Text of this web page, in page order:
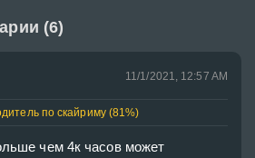
(6)
11/1/2021, 12:57 AM
по скайриму (81%)
чем 4к часов может